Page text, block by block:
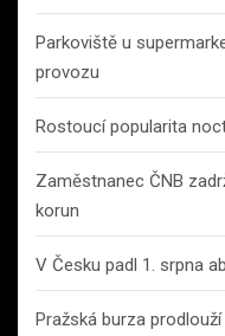
Parkoviště u
provozu
Rostoucí popularita
Zaměstnanec ČNB
korun
V Česku padl 1. srpna
Pražská burza